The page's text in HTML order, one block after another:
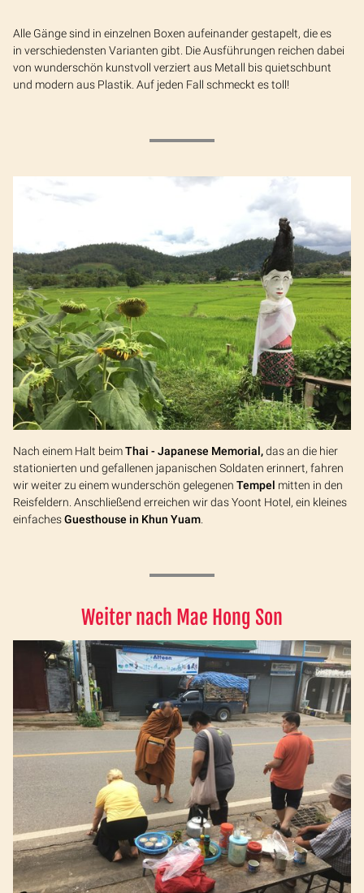
Alle Gänge sind in einzelnen Boxen aufeinander gestapelt, die es
in verschiedensten Varianten gibt. Die Ausführungen reichen dabei
von wunderschön kunstvoll verziert aus Metall bis quietschbunt
und modern aus Plastik. Auf jeden Fall schmeckt es toll!
Nach einem Halt beimThai - Japanese Memorial,das an die hier
stationierten und gefallenen japanischen Soldaten erinnert, fahren
wir weiter zu einem wunderschön gelegenen Tempel mitten in den
Reisfeldern. Anschließend erreichen wir das Yoont Hotel, ein kleines
einfachesGuesthouse in Khun Yuam
Weiter nach Mae Hong Son